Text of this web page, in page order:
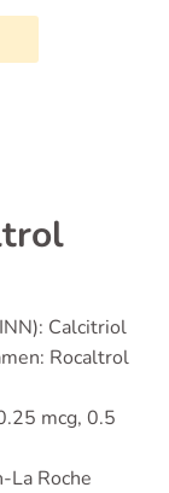
Calcitriol
Rocaltrol
mcg, 0.5
La Roche